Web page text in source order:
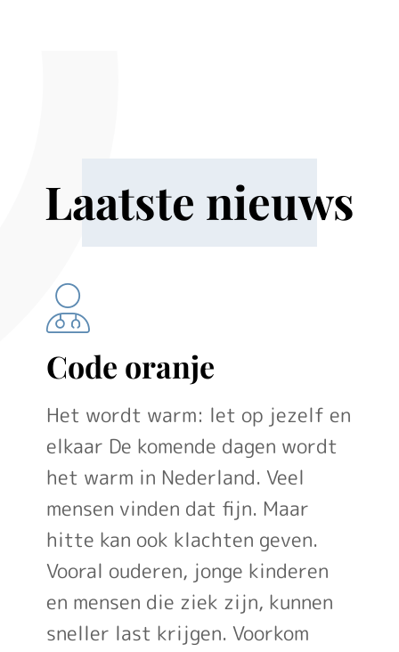
Laatste nieuws
Code oranje
Het wordt warm: let op jezelf en
elkaar De komende dagen wordt
het warm in Nederland. Veel
mensen vinden dat fijn. Maar
hitte kan ook klachten geven.
Vooral ouderen, jonge kinderen
en mensen die ziek zijn, kunnen
sneller last krijgen. Voorkom